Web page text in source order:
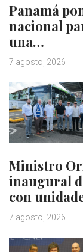
Panamá
nacional
una…
7 agosto, 2026
Ministro
inaugural
con
7 agosto, 2026